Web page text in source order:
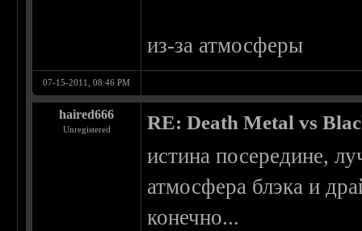
из-за атмосферы
07-15-2011, 08:46 PM
haired666
Unregistered RE: Death Metal vs
истина посередине,
атмосфера блэка и
конечно...